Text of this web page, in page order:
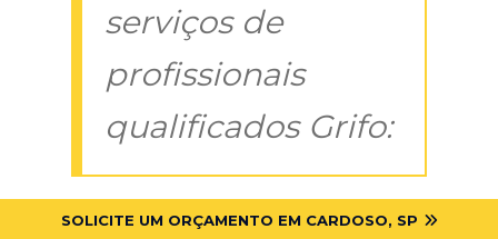
serviços de
profissionais
qualificados Grifo:
SOLICITE UM ORÇAMENTO EM CARDOSO, SP